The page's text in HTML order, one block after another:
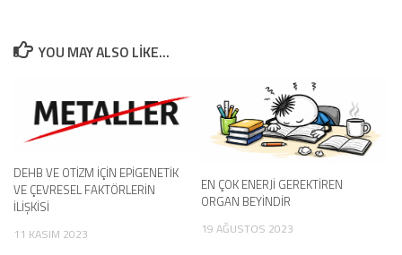
YOU MAY ALSO LIKE...
DEHB VE OTİZM İÇİN EPİGENETİK
VE ÇEVRESEL FAKTÖRLERİN
İLİŞKİSİ
11 KASIM 2023
EN ÇOK ENERJİ GEREKTİREN
ORGAN BEYİNDİR
19 AĞUSTOS 2023